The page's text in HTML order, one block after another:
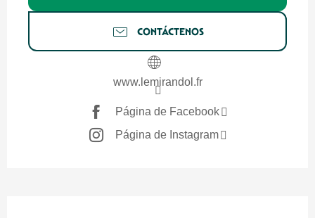
CONTÁCTENOS
www.lemirandol.fr
Página de Facebook
Página de Instagram